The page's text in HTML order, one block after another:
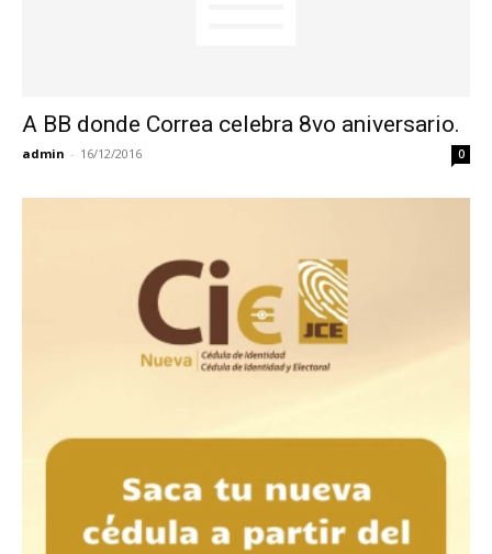
A BB donde Correa celebra 8vo aniversario.
admin - 16/12/2016 0